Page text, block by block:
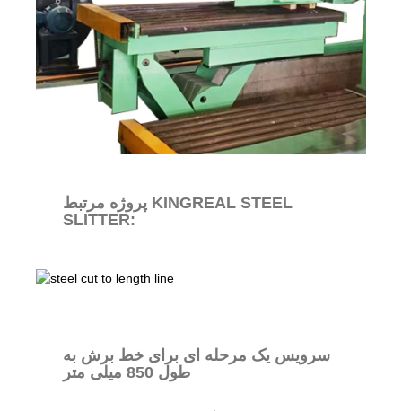
پروژه مرتبط KINGREAL STEEL
SLITTER:
سرویس یک مرحله ای برای خط برش به
طول 850 میلی متر